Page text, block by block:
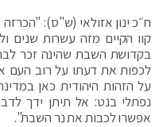
ח״כ ינון אזולאי (ש"ס):
קוו הקיים מזה עשרות שנים
בקדושת השבת שהינה זכר
לכפות את דעתו על רוב העם
על הזהות היהודית כאן
נפתלי בנט: אל תיתן ידך
אפשרו לכבות את נר השבת".